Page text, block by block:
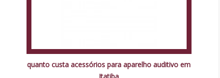
quanto custa acessórios para aparelho auditivo em